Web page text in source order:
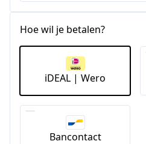
Hoe wil je betalen?
iDEAL | Wero
Bancontact